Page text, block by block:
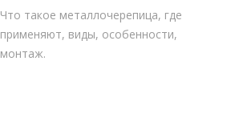
Что такое металлочерепица, где
применяют, виды, особенности,
монтаж.